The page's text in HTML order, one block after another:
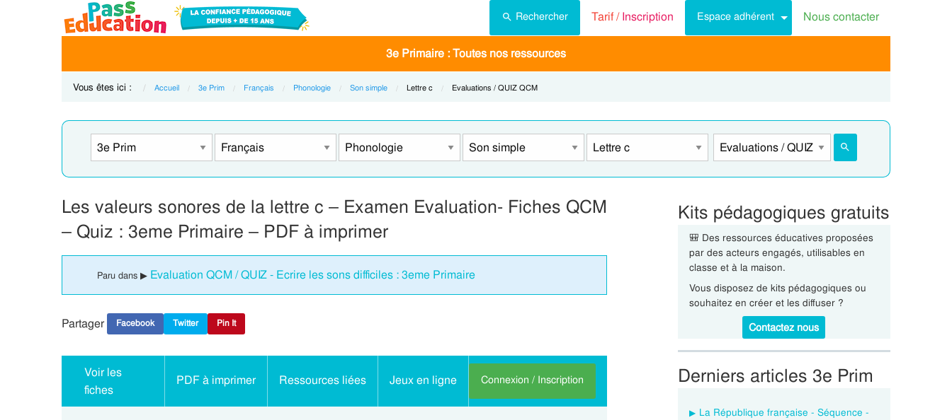
Rechercher Tarif /Inscription Espace adhérent Nous contacter
3e Primaire : Toutes nos ressources
Vous êtes ici : Accueil 3e Prim Français Phonologie Son simple Current:
Lettre c Current:
Evaluations / QUIZ QCM
Les valeurs sonores de la lettre c – Examen Evaluation- Fiches QCM
– Quiz : 3eme Primaire – PDF à imprimer
Paru dans ▶ Evaluation QCM / QUIZ - Ecrire les sons difficiles : 3eme Primaire
Partager Facebook Twitter Pin It
Voir les
fiches
PDF à imprimer Ressources liées Jeux en ligne Connexion / Inscription
Kits pédagogiques gratuits
🎒 Des ressources éducatives proposées
par des acteurs engagés, utilisables en
classe et à la maison.
Vous disposez de kits pédagogiques ou
souhaitez en créer et les diffuser ?
Contactez nous
Derniers articles 3e Prim
La République française - Séquence -